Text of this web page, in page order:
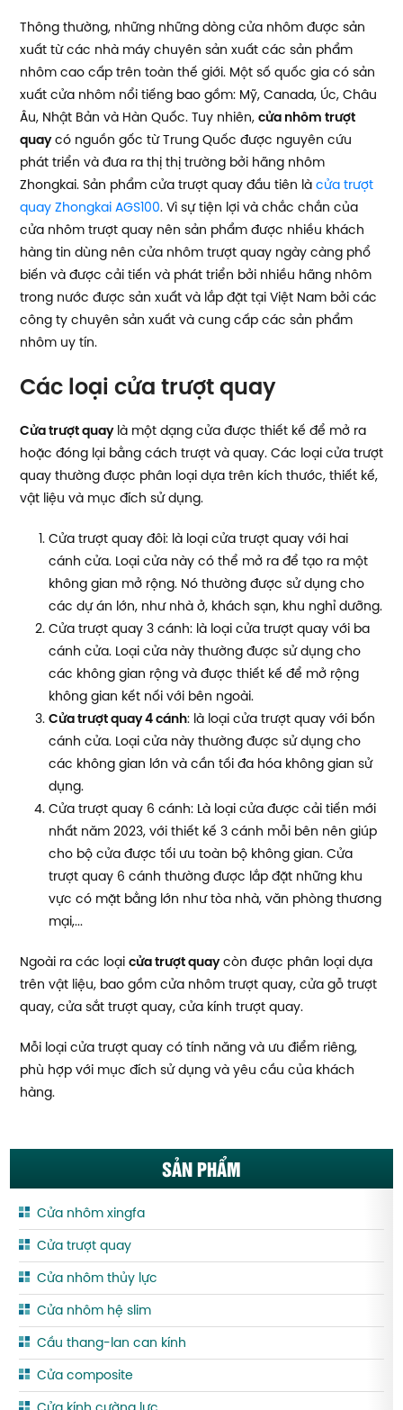
Thông thường, những những dòng cửa nhôm được sản
xuất từ các nhà máy chuyên sản xuất các sản phẩm
nhôm cao cấp trên toàn thế giới. Một số quốc gia có sản
xuất cửa nhôm nổi tiếng bao gồm: Mỹ, Canada, Úc, Châu
Âu, Nhật Bản và Hàn Quốc. Tuy nhiên, cửa nhôm trượt
quaycó nguồn gốc từ Trung Quốc được nguyên cứu
phát triển và đưa ra thị thị trường bởi hãng nhôm
Zhongkai. Sản phẩm cửa trượt quay đầu tiên là cửa trượt
quay Zhongkai AGS100. Vì sự tiện lợi và chắc chắn của
cửa nhôm trượt quay nên sản phẩm được nhiều khách
hàng tin dùng nên cửa nhôm trượt quay ngày càng phổ
biến và được cải tiến và phát triển bởi nhiều hãng nhôm
trong nước được sản xuất và lắp đặt tại Việt Nam bởi các
công ty chuyên sản xuất và cung cấp các sản phẩm
nhôm uy tín.
Các loại cửa trượt quay
Cửa trượt quaylà một dạng cửa được thiết kế để mở ra
hoặc đóng lại bằng cách trượt và quay. Các loại cửa trượt
quay thường được phân loại dựa trên kích thước, thiết kế,
vật liệu và mục đích sử dụng.
Cửa trượt quay đôi: là loại cửa trượt quay với hai
cánh cửa. Loại cửa này có thể mở ra để tạo ra một
không gian mở rộng. Nó thường được sử dụng cho
các dự án lớn, như nhà ở, khách sạn, khu nghỉ dưỡng.
Cửa trượt quay 3 cánh: là loại cửa trượt quay với ba
cánh cửa. Loại cửa này thường được sử dụng cho
các không gian rộng và được thiết kế để mở rộng
không gian kết nối với bên ngoài.
Cửa trượt quay 4 cánh: là loại cửa trượt quay với bốn
cánh cửa. Loại cửa này thường được sử dụng cho
các không gian lớn và cần tối đa hóa không gian sử
dụng.
Cửa trượt quay 6 cánh: Là loại cửa được cải tiến mới
nhất năm 2023, với thiết kế 3 cánh mỗi bên nên giúp
cho bộ cửa được tối ưu toàn bộ không gian. Cửa
trượt quay 6 cánh thường được lắp đặt những khu
vực có mặt bằng lớn như tòa nhà, văn phòng thương
mại,...
Ngoài ra các loại cửa trượt quaycòn được phân loại dựa
trên vật liệu, bao gồm cửa nhôm trượt quay, cửa gỗ trượt
quay, cửa sắt trượt quay, cửa kính trượt quay.
Mỗi loại cửa trượt quay có tính năng và ưu điểm riêng,
phù hợp với mục đích sử dụng và yêu cầu của khách
hàng.
SẢN PHẨM
Cửa nhôm xingfa
Cửa trượt quay
Cửa nhôm thủy lực
Cửa nhôm hệ slim
Cầu thang-lan can kính
Cửa composite